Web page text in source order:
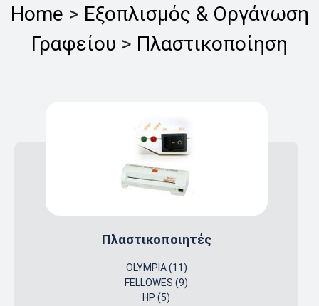
Home > Εξοπλισμός & Οργάνωση
Γραφείου > Πλαστικοποίηση
Πλαστικοποιητές
OLYMPIA (11)
FELLOWES (9)
HP (5)